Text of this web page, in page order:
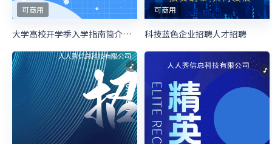
可商用
大学高校开学季入学指南简介蓝色
可商用
科技蓝色企业招聘人才招聘